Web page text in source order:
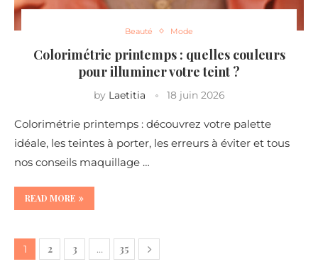
Beauté Mode
Colorimétrie printemps : quelles couleurs
pour illuminer votre teint ?
by Laetitia 18 juin 2026
Colorimétrie printemps : découvrez votre palette
idéale, les teintes à porter, les erreurs à éviter et tous
nos conseils maquillage …
READ MORE
1 2 3 … 35